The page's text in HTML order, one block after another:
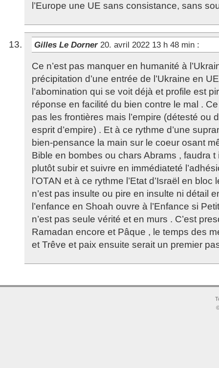
l’Europe une UE sans consistance, sans
Gilles Le Dorner 20. avril 2022 13 h 48 min :
Ce n’est pas manquer en humanité à
précipitation d’une entrée de l’Ukraine en
l’abomination qui se voit déjà et profile est
réponse en facilité du bien contre le mal .
pas les frontières mais l’empire (détesté ou
esprit d’empire) . Et à ce rythme d’une
bien-pensance la main sur le coeur osant
Bible en bombes ou chars Abrams , faudra
plutôt subir et suivre en immédiateté
l’OTAN et à ce rythme l’Etat d’Israël en bloc
n’est pas insulte ou pire en insulte ni détail
l’enfance en Shoah ouvre à l’Enfance si
n’est pas seule vérité et en murs . C’est
Ramadan encore et Pâque , le temps des
et Trêve et paix ensuite serait un premier